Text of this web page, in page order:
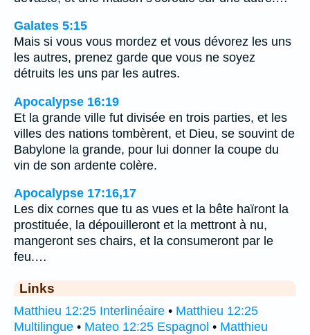
Galates 5:15
Mais si vous vous mordez et vous dévorez les uns
les autres, prenez garde que vous ne soyez
détruits les uns par les autres.
Apocalypse 16:19
Et la grande ville fut divisée en trois parties, et les
villes des nations tombèrent, et Dieu, se souvint de
Babylone la grande, pour lui donner la coupe du
vin de son ardente colère.
Apocalypse 17:16,17
Les dix cornes que tu as vues et la bête haïront la
prostituée, la dépouilleront et la mettront à nu,
mangeront ses chairs, et la consumeront par le
feu.…
Links
Matthieu 12:25 Interlinéaire • Matthieu 12:25
Multilingue • Mateo 12:25 Espagnol • Matthieu